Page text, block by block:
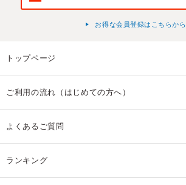
お得な会員登録はこちらから
トップページ
ご利用の流れ（はじめての方へ）
よくあるご質問
ランキング